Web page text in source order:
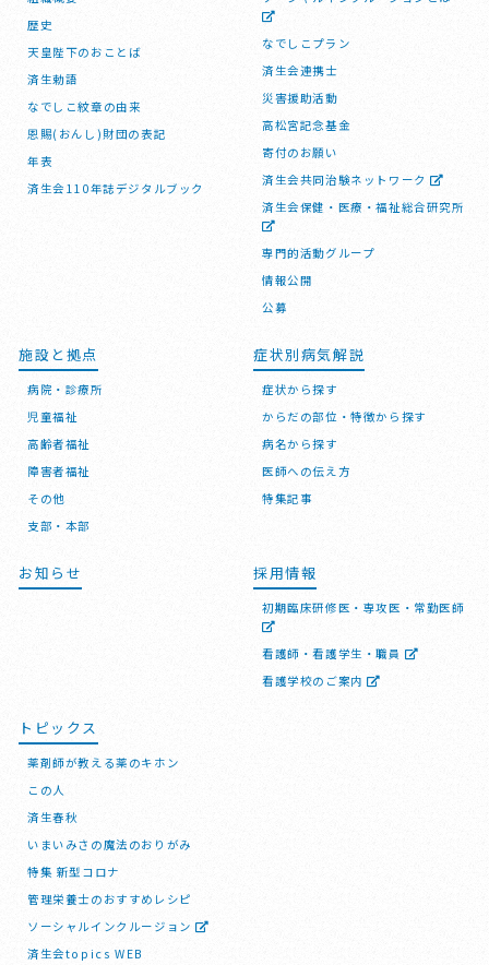
歴史
天皇陛下のおことば
済生勅語
なでしこ紋章の由来
恩賜(おんし)財団の表記
年表
済生会110年誌デジタルブック
なでしこプラン
済生会連携士
災害援助活動
高松宮記念基金
寄付のお願い
済生会共同治験ネットワーク
済生会保健・医療・福祉総合研究所
専門的活動グループ
情報公開
公募
施設と拠点
病院・診療所
児童福祉
高齢者福祉
障害者福祉
その他
支部・本部
症状別病気解説
症状から探す
からだの部位・特徴から探す
病名から探す
医師への伝え方
特集記事
お知らせ 採用情報
初期臨床研修医・専攻医・常勤医師
看護師・看護学生・職員
看護学校のご案内
トピックス
薬剤師が教える薬のキホン
この人
済生春秋
いまいみさの魔法のおりがみ
特集 新型コロナ
管理栄養士のおすすめレシピ
ソーシャルインクルージョン
済生会topics WEB